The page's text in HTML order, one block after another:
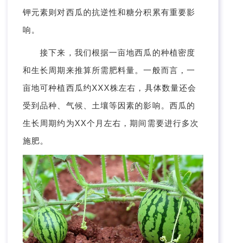
钾元素则对西瓜的抗逆性和糖分积累有重要影
响。
接下来，我们根据一亩地西瓜的种植密度
和生长周期来推算所需肥料量。一般而言，一
亩地可种植西瓜约XXX株左右，具体数量还会
受到品种、气候、土壤等因素的影响。西瓜的
生长周期约为XX个月左右，期间需要进行多次
施肥。